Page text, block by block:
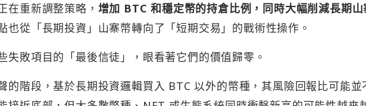
在重新調整策略， 增加 BTC 和穩定幣的持倉比例，同時大幅削減長期山
也從「長期投資」山寨幣轉向了「短期交易」的戰術性操作。
失敗項目的「最後信徒」，眼看著它們的價值歸零。
的階段，基於長期投資邏輯買入 BTC 以外的幣種，其風險回報比可能並